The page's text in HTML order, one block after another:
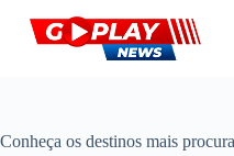
P
a
Conheça os destinos mais